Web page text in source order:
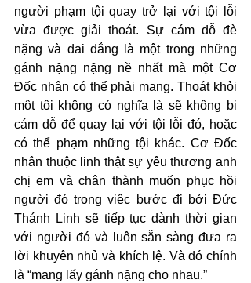
người phạm tội quay trở lại với tội lỗi
vừa được giải thoát. Sự cám dỗ đè
nặng và dai dẳng là một trong những
gánh nặng nặng nề nhất mà một Cơ
Đốc nhân có thể phải mang. Thoát khỏi
một tội không có nghĩa là sẽ không bị
cám dỗ để quay lại với tội lỗi đó, hoặc
có thể phạm những tội khác. Cơ Đốc
nhân thuộc linh thật sự yêu thương anh
chị em và chân thành muốn phục hồi
người đó trong việc bước đi bởi Đức
Thánh Linh sẽ tiếp tục dành thời gian
với người đó và luôn sẵn sàng đưa ra
lời khuyên nhủ và khích lệ. Và đó chính
là “mang lấy gánh nặng cho nhau.”